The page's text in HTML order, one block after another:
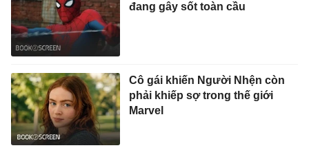
đang gây sốt toàn cầu
Cô gái khiến Người Nhện còn
phải khiếp sợ trong thế giới
Marvel